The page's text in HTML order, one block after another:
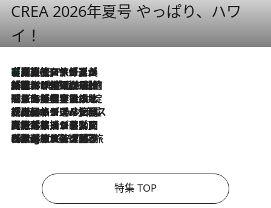
CREA 2026年夏号 やっぱり、ハワ
イ！
2026.8.7
【厳選旅コスメ】「多機能アイテムがメイン！」旅好き美容エディターが選んだ夏旅ベストコスメを発表【Mサイズジップ】
2026.8.6
「荷物が増えるほど旅ストレスは増す」美容ジャーナリストがたどり着いた最終結論。“化粧品を劇的に減らす”感動の凝縮美容とは
2026.8.6
「旅先には金髪ウィッグを持参」日本と同じメイクでは損してる!? 美容ジャーナリストが提案する“掟破りの旅美容”とは
2026.8.6
【厳選旅コスメ】「身軽さ＆UV対策重視！」ヘアアーティストshucoが選んだ夏旅ベストコスメを発表【Mサイズジップ】
2026.8.5
【厳選旅コスメ】国内をあちこち移動する河井菜摘が選んだ夏旅ベストコスメ発表！「リラックスアイテムはマスト」【Mサイズジップ】
2026.8.4
【厳選旅コスメ】「紫外線＆乾燥対策しながらメイク感も！」ヘア＆メイクGeorgeが選んだ夏旅ベストコスメを発表！【Mサイズジップ】
特集 TOP